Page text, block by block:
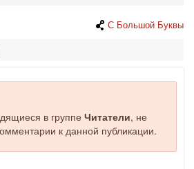
С Большой Буквы
в группе Читатели, не
к данной публикации.